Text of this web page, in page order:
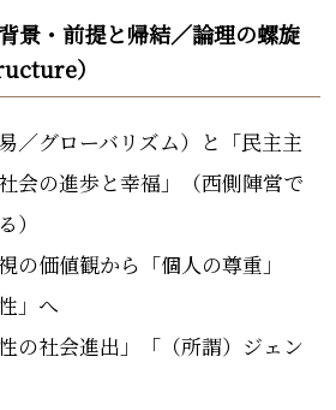
景・前提と帰結／論理の螺旋
）
／グローバリズム）と「民主主
会の進歩と幸福」（西側陣営で
）
の価値観から「個人の尊重」
」へ
の社会進出」「（所謂）ジェン